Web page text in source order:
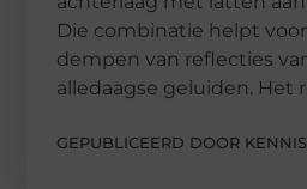
Die combinatie helpt
dempen van reflecties
alledaagse geluiden. Het
GEPUBLICEERD DOOR